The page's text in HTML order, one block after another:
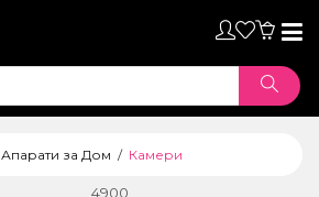
Апарати за Дом Камери
4900